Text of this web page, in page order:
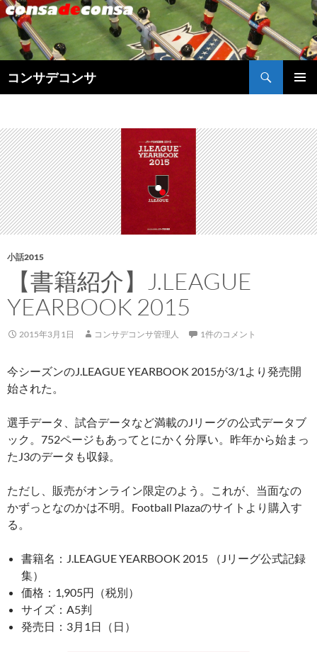
コンサデコンサ
索
ン
ツ
へ
ス
キ
ッ
プ
小話2015
【書籍紹介】J.LEAGUE
YEARBOOK 2015
2015年3月1日 コンサデコンサ管理人 1件のコメント
今シーズンのJ.LEAGUE YEARBOOK 2015が3/1より発売開
始された。
選手データ、試合データなど満載のJリーグの公式データブ
ック。752ページもあってとにかく分厚い。昨年から始まっ
たJ3のデータも収録。
ただし、販売がオンライン限定のよう。これが、当面なの
かずっとなのかは不明。Football Plazaのサイトより購入す
る。
書籍名：J.LEAGUE YEARBOOK 2015 （Jリーグ公式記録
集）
価格：1,905円（税別）
サイズ：A5判
発売日：3月1日（日）